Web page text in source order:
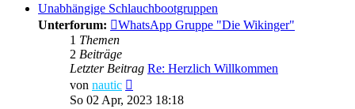
Unabhängige Schlauchbootgruppen
Unterforum:
WhatsApp Gruppe "Die Wikinger"
1 Themen
2 Beiträge
Letzter Beitrag Re: Herzlich Willkommen
von nautic
Beitrag
So 02 Apr, 2023 18:18